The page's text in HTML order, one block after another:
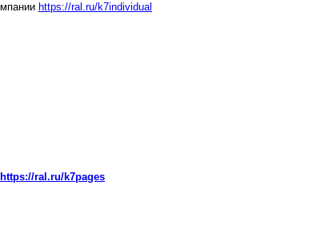
https://ral.ru/k7individual
https://ral.ru/k7pages